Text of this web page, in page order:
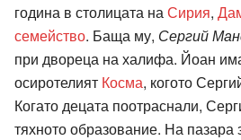
година в столицата на Сирия,
семейство. Баща му, Сергий
при двореца на халифа. Йоан
осиротелият Косма, когото
Когато децата поотраснали,
тяхното образование. На пазара